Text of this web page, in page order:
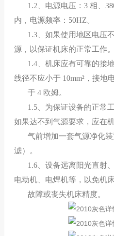
1.2、电源电压：3 相、
内，电源频率：50HZ。
1.3、如果使用地区电压
源，以保证机床的正常工作。
1.4、机床应有可靠的接
线径不应小于 10mm²，接地
于 4 欧姆。
1.5、为保证设备的正常
如果达不到气源要求，应在
气前增加一套气源净化
滤）。
1.6、设备远离阳光直射
电动机、电焊机等，以免机
故障或丧失机床精度。